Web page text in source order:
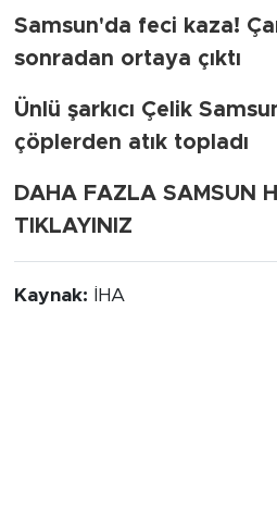
Samsun'da feci kaza!
sonradan ortaya çıktı
Ünlü şarkıcı Çelik
çöplerden atık topladı
DAHA FAZLA SAMSUN
TIKLAYINIZ
Kaynak: İHA